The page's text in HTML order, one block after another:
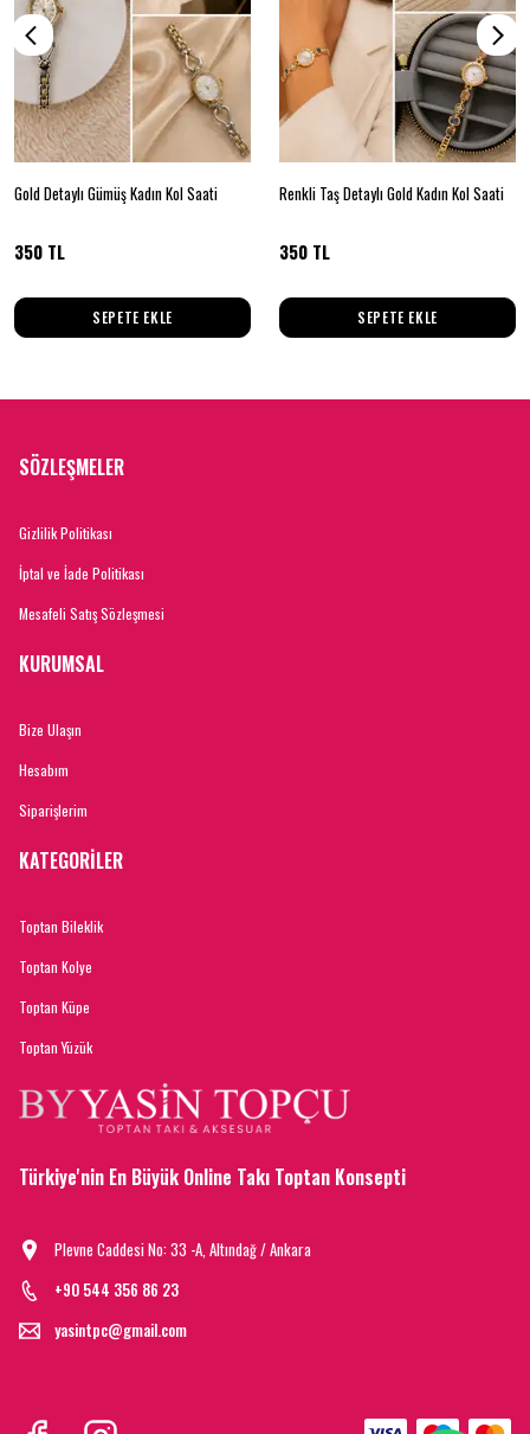
Gold Detaylı Gümüş Kadın Kol Saati
350 TL
SEPETE EKLE
Renkli Taş Detaylı Gold Kadın Kol Saati
350 TL
SEPETE EKLE
SÖZLEŞMELER
Gizlilik Politikası
İptal ve İade Politikası
Mesafeli Satış Sözleşmesi
KURUMSAL
Bize Ulaşın
Hesabım
Siparişlerim
KATEGORİLER
Toptan Bileklik
Toptan Kolye
Toptan Küpe
Toptan Yüzük
Türkiye'nin En Büyük Online Takı Toptan Konsepti
Plevne Caddesi No: 33 -A, Altındağ / Ankara
+90 544 356 86 23
yasintpc@gmail.com